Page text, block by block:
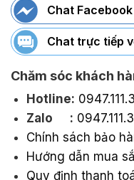
Chat Facebook
Chat trực tiếp
Chăm sóc khách
Hotline:
Zalo :
Chính sách bảo
Hướng dẫn mua
Quy định thanh